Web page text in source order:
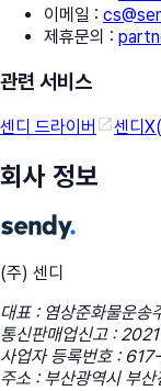
이메일 :
제휴문의 :
관련 서비스
센디 드라이버 센디
회사 정보
(주) 센디
대표 : 염상준화물운송
통신판매업신고 :
사업자 등록번호 :
주소 : 부산광역시 부